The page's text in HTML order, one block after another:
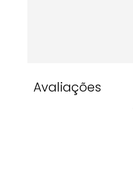
Avaliações